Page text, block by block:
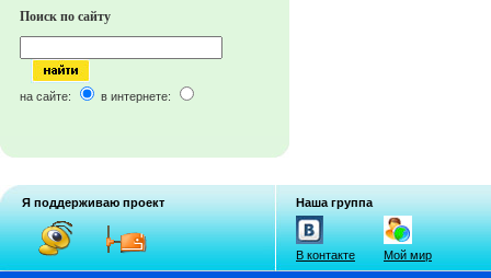
Поиск по сайту
на сайте: в интернете:
Я поддерживаю проект Наша группа
В контакте Мой мир